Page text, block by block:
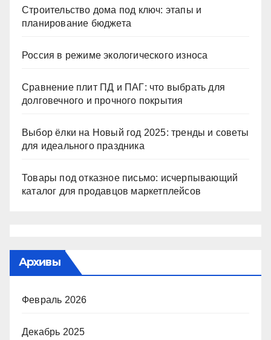
Строительство дома под ключ: этапы и
планирование бюджета
Россия в режиме экологического износа
Сравнение плит ПД и ПАГ: что выбрать для
долговечного и прочного покрытия
Выбор ёлки на Новый год 2025: тренды и советы
для идеального праздника
Товары под отказное письмо: исчерпывающий
каталог для продавцов маркетплейсов
Архивы
Февраль 2026
Декабрь 2025